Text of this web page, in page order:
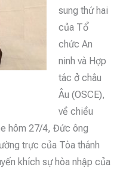
sung thứ hai
của Tổ
chức An
ninh và Hợp
tác ở châu
Âu (OSCE),
về chiều
hôm 27/4, Đức ông
trực của Tòa thánh
khích sự hòa nhập của